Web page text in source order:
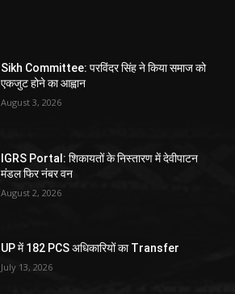
Sikh Committee: परविंदर सिंह ने किया समाज को
एकजुट होने का आह्वान
August 3, 2026
IGRS Portal: शिकायतों के निस्तारण में देवीपाटन
मंडल फिर नंबर वन
August 2, 2026
UP में 182 PCS अधिकारियों का Transfer
July 13, 2026